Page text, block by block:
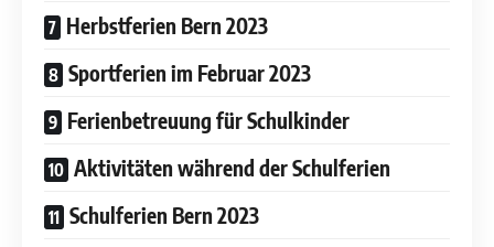
Herbstferien Bern 2023
Sportferien im Februar 2023
Ferienbetreuung für Schulkinder
Aktivitäten während der Schulferien
Schulferien Bern 2023